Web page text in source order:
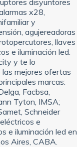
x28,
y
agujereadoras
llaves
e iluminación led.
y te lo
mejores ofertas
marcas:
Facbsa,
Tyton, IMSA;
Schneider
e
e iluminación led en
Aires, CABA.